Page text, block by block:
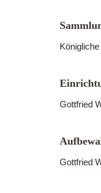
Gottfried
Gottfried